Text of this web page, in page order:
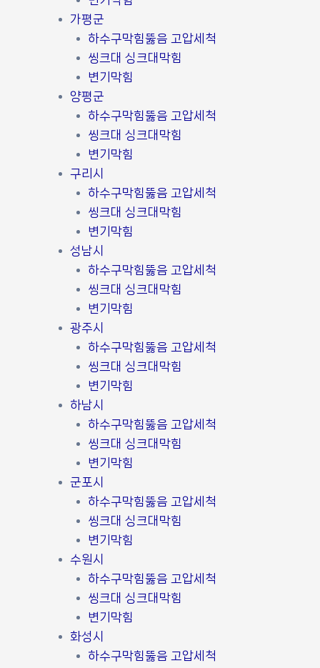
가평군
하수구막힘뚫음 고압세척
씽크대 싱크대막힘
변기막힘
양평군
하수구막힘뚫음 고압세척
씽크대 싱크대막힘
변기막힘
구리시
하수구막힘뚫음 고압세척
씽크대 싱크대막힘
변기막힘
성남시
하수구막힘뚫음 고압세척
씽크대 싱크대막힘
변기막힘
광주시
하수구막힘뚫음 고압세척
씽크대 싱크대막힘
변기막힘
하남시
하수구막힘뚫음 고압세척
씽크대 싱크대막힘
변기막힘
군포시
하수구막힘뚫음 고압세척
씽크대 싱크대막힘
변기막힘
수원시
하수구막힘뚫음 고압세척
씽크대 싱크대막힘
변기막힘
화성시
하수구막힘뚫음 고압세척